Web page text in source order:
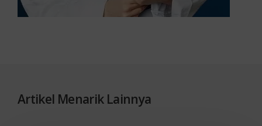
Artikel Menarik Lainnya